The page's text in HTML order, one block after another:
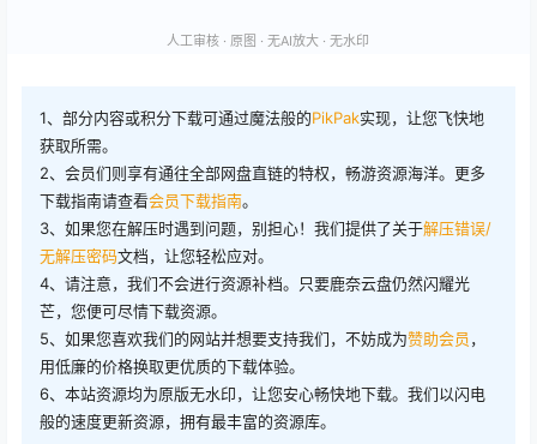
人工审核 · 原图 · 无AI放大 · 无水印
1、部分内容或积分下载可通过魔法般的PikPak实现，让您飞快地
获取所需。
2、会员们则享有通往全部网盘直链的特权，畅游资源海洋。更多
下载指南请查看会员下载指南。
3、如果您在解压时遇到问题，别担心！我们提供了关于解压错误/
无解压密码文档，让您轻松应对。
4、请注意，我们不会进行资源补档。只要鹿奈云盘仍然闪耀光
芒，您便可尽情下载资源。
5、如果您喜欢我们的网站并想要支持我们，不妨成为赞助会员，
用低廉的价格换取更优质的下载体验。
6、本站资源均为原版无水印，让您安心畅快地下载。我们以闪电
般的速度更新资源，拥有最丰富的资源库。